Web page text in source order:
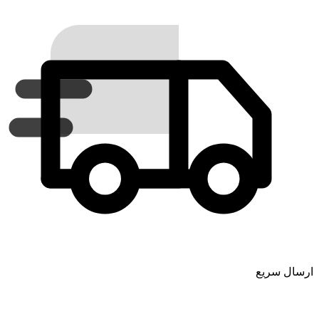
ارسال سریع